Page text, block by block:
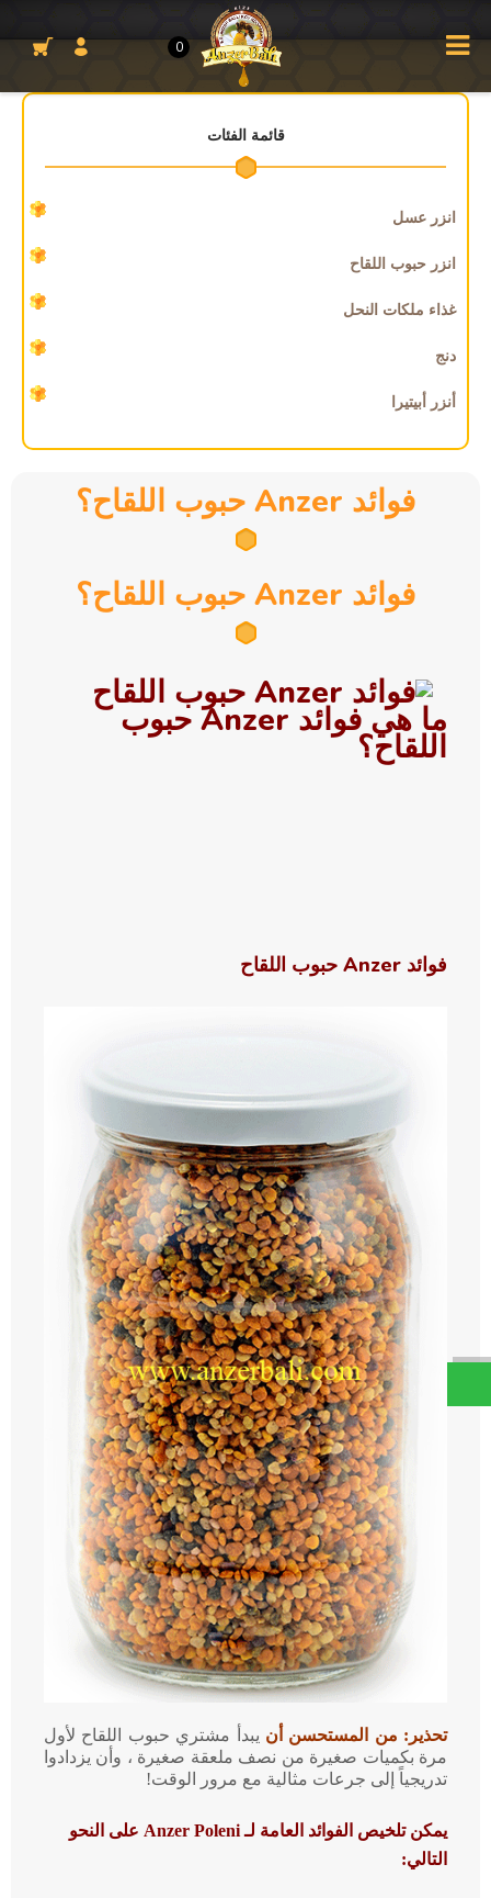
0
قائمة الفئات
انزر عسل
انزر حبوب اللقاح
غذاء ملكات النحل
دنج
أنزر أبيتيرا
فوائد Anzer حبوب اللقاح؟
فوائد Anzer حبوب اللقاح؟
ما هي فوائد Anzer حبوب
اللقاح؟
فوائد Anzer حبوب اللقاح
تحذير: من المستحسن أن يبدأ مشتري حبوب اللقاح لأول
مرة بكميات صغيرة من نصف ملعقة صغيرة ، وأن يزدادوا
تدريجياً إلى جرعات مثالية مع مرور الوقت!
يمكن تلخيص الفوائد العامة لـAnzer Poleni على النحو
التالي: